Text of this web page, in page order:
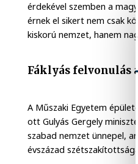
érdekével szemben a
érnek el sikert nem csak
kiskorú nemzet, hanem
Fáklyás felvonulás
A Műszaki Egyetem
ott Gulyás Gergely
szabad nemzet ünnepel,
évszázad